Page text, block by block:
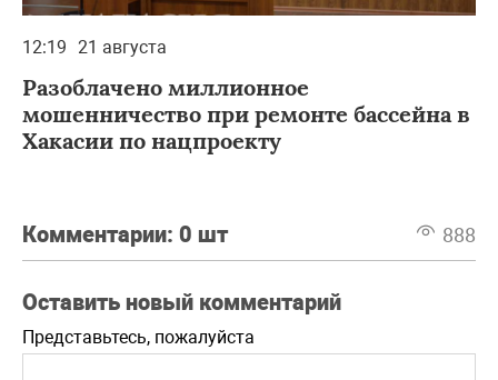
12:19 21 августа
Разоблачено миллионное
мошенничество при ремонте бассейна в
Хакасии по нацпроекту
Комментарии: 0 шт 888
Оставить новый комментарий
Представьтесь, пожалуйста